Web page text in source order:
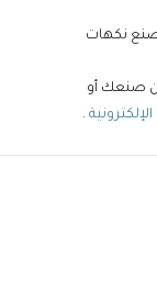
نكهات
صنعك أو
.